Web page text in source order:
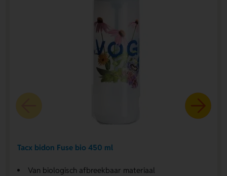
Tacx bidon Fuse bio 450 ml
Van biologisch afbreekbaar materiaal